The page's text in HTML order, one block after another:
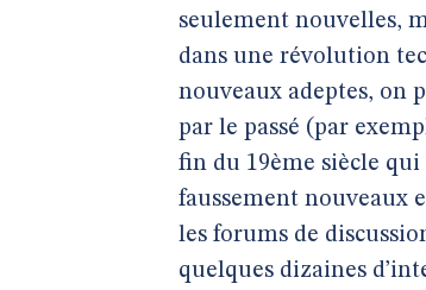
seulement nouvelles,
dans une révolution
nouveaux adeptes, on
par le passé (par
fin du 19ème siècle qui
faussement nouveaux
les forums de
quelques dizaines